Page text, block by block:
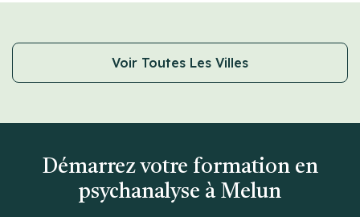
Voir Toutes Les Villes
Démarrez votre formation en
psychanalyse à Melun